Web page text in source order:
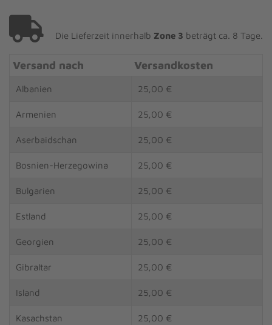
Die Lieferzeit innerhalb Zone 3 beträgt ca. 8 Tage.
Versand nach Versandkosten
Albanien 25,00 €
Armenien 25,00 €
Aserbaidschan 25,00 €
Bosnien-Herzegowina 25,00 €
Bulgarien 25,00 €
Estland 25,00 €
Georgien 25,00 €
Gibraltar 25,00 €
Island 25,00 €
Kasachstan 25,00 €